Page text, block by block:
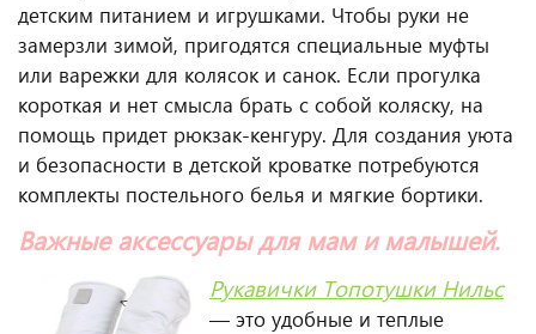
детским питанием и игрушками. Чтобы руки не
замерзли зимой, пригодятся специальные муфты
или варежки для колясок и санок. Если прогулка
короткая и нет смысла брать с собой коляску, на
помощь придет рюкзак-кенгуру. Для создания уюта
и безопасности в детской кроватке потребуются
комплекты постельного белья и мягкие бортики.
Важные аксессуары для мам и малышей.
Рукавички Топотушки Нильс
— это удобные и теплые